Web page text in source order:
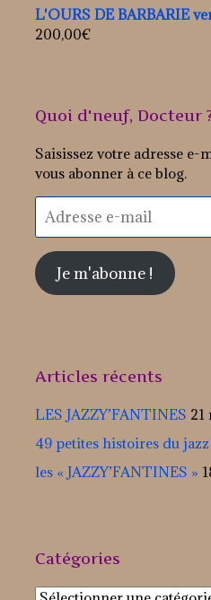
L'OURS DE BARBARIE
200,00€
Quoi d'neuf, Docteur
Saisissez votre adresse
vous abonner à ce blog.
Adresse
e-
Je m'abonne !
Articles récents
LES JAZZY’FANTINES 21
49 petites histoires du jazz
les « JAZZY’FANTINES »
Catégories
Catégories